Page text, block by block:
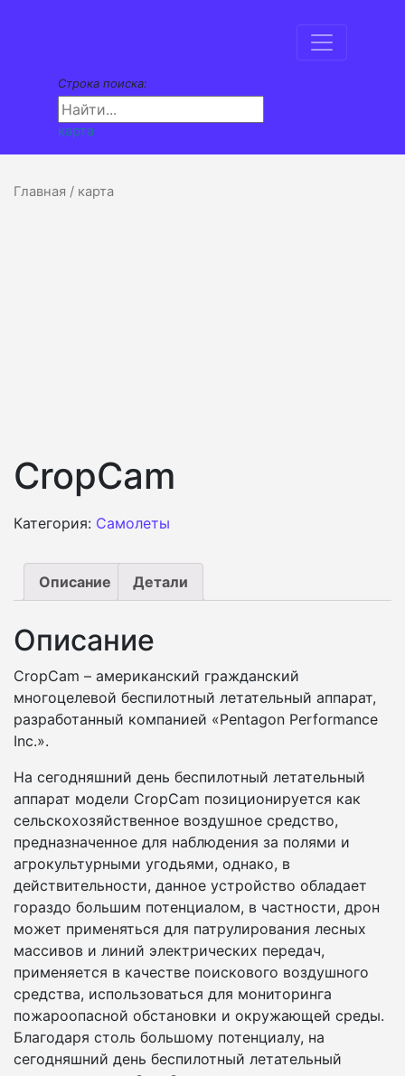
Строка поиска:
карта
Главная / карта
CropCam
Категория: Самолеты
Описание Детали
Описание
CropCam – американский гражданский
многоцелевой беспилотный летательный аппарат,
разработанный компанией «Pentagon Performance
Inc.».
На сегодняшний день беспилотный летательный
аппарат модели CropCam позиционируется как
сельскохозяйственное воздушное средство,
предназначенное для наблюдения за полями и
агрокультурными угодьями, однако, в
действительности, данное устройство обладает
гораздо большим потенциалом, в частности, дрон
может применяться для патрулирования лесных
массивов и линий электрических передач,
применяется в качестве поискового воздушного
средства, использоваться для мониторинга
пожароопасной обстановки и окружающей среды.
Благодаря столь большому потенциалу, на
сегодняшний день беспилотный летательный